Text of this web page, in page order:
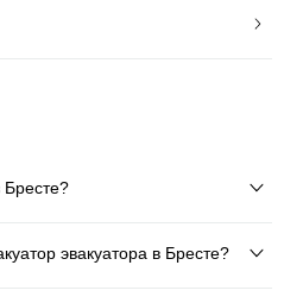
Бресте?
эвакуатора в Бресте?